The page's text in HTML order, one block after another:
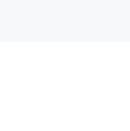
Vous avez également